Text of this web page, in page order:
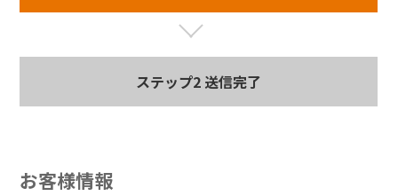
ステップ2 送信完了
お客様情報